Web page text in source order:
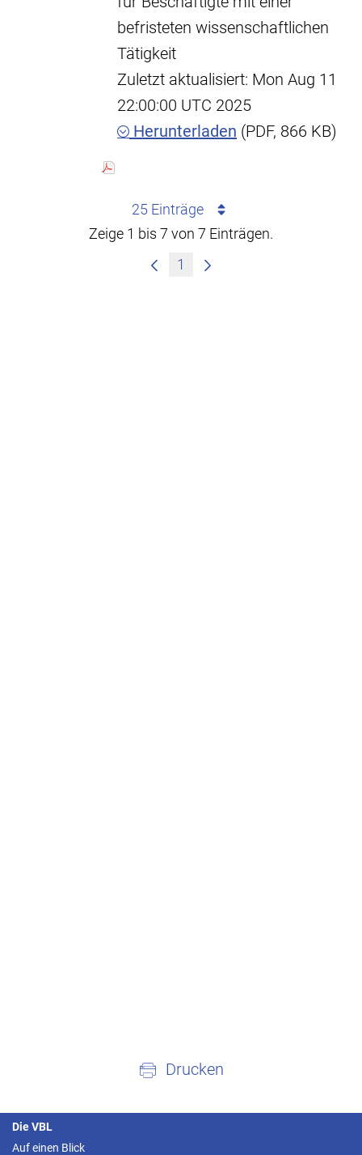
befristeten wissenschaftlichen
Tätigkeit
Zuletzt aktualisiert: Mon Aug 11
22:00:00 UTC 2025
Herunterladen (PDF, 866 KB)
25 Einträge
Zeige 1 bis 7 von 7 Einträgen.
1
Drucken
Die VBL
Auf einen Blick